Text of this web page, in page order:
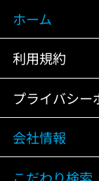
ホーム
利用規約
プライバシー
会社情報